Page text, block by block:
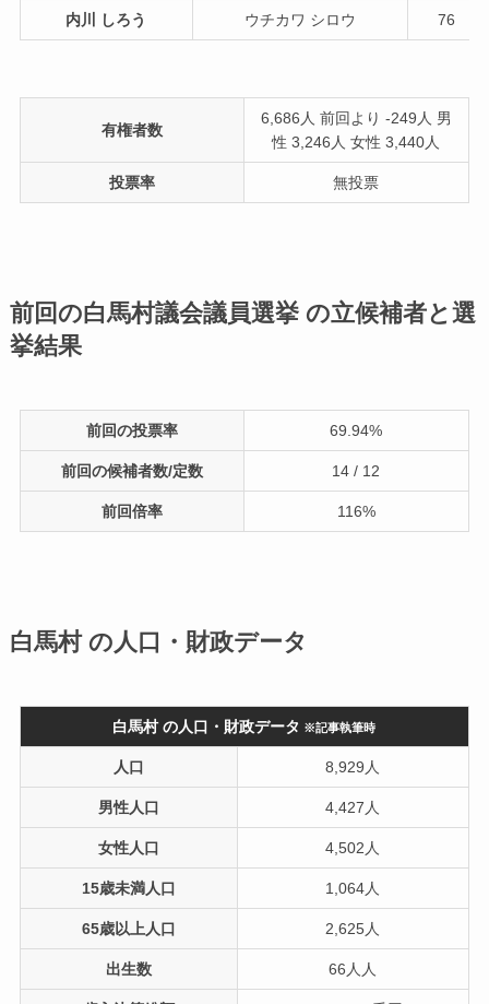
内川 しろう ウチカワ シロウ 76
有権者数
6,686人 前回より -249人 男
性 3,246人 女性 3,440人
投票率 無投票
前回の白馬村議会議員選挙 の立候補者と選
挙結果
前回の投票率 69.94%
前回の候補者数/定数 14 / 12
前回倍率 116%
白馬村 の人口・財政データ
白馬村 の人口・財政データ ※記事執筆時
人口 8,929人
男性人口 4,427人
女性人口 4,502人
15歳未満人口 1,064人
65歳以上人口 2,625人
出生数 66人人